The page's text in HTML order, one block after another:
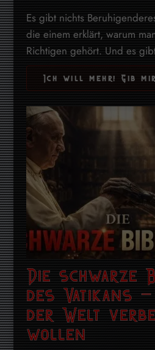
Es gibt nichts
die einem erklärt, warum
Richtigen gehört. Und es
Ich will mehr! Gib
Die schwarze
des Vatikans
der Welt
wollen